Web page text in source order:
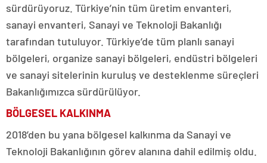
sürdürüyoruz. Türkiye’nin tüm üretim envanteri,
sanayi envanteri, Sanayi ve Teknoloji Bakanlığı
tarafından tutuluyor. Türkiye’de tüm planlı sanayi
bölgeleri, organize sanayi bölgeleri, endüstri bölgeleri
ve sanayi sitelerinin kuruluş ve desteklenme süreçleri
Bakanlığımızca sürdürülüyor.
BÖLGESEL KALKINMA
2018’den bu yana bölgesel kalkınma da Sanayi ve
Teknoloji Bakanlığının görev alanına dahil edilmiş oldu.